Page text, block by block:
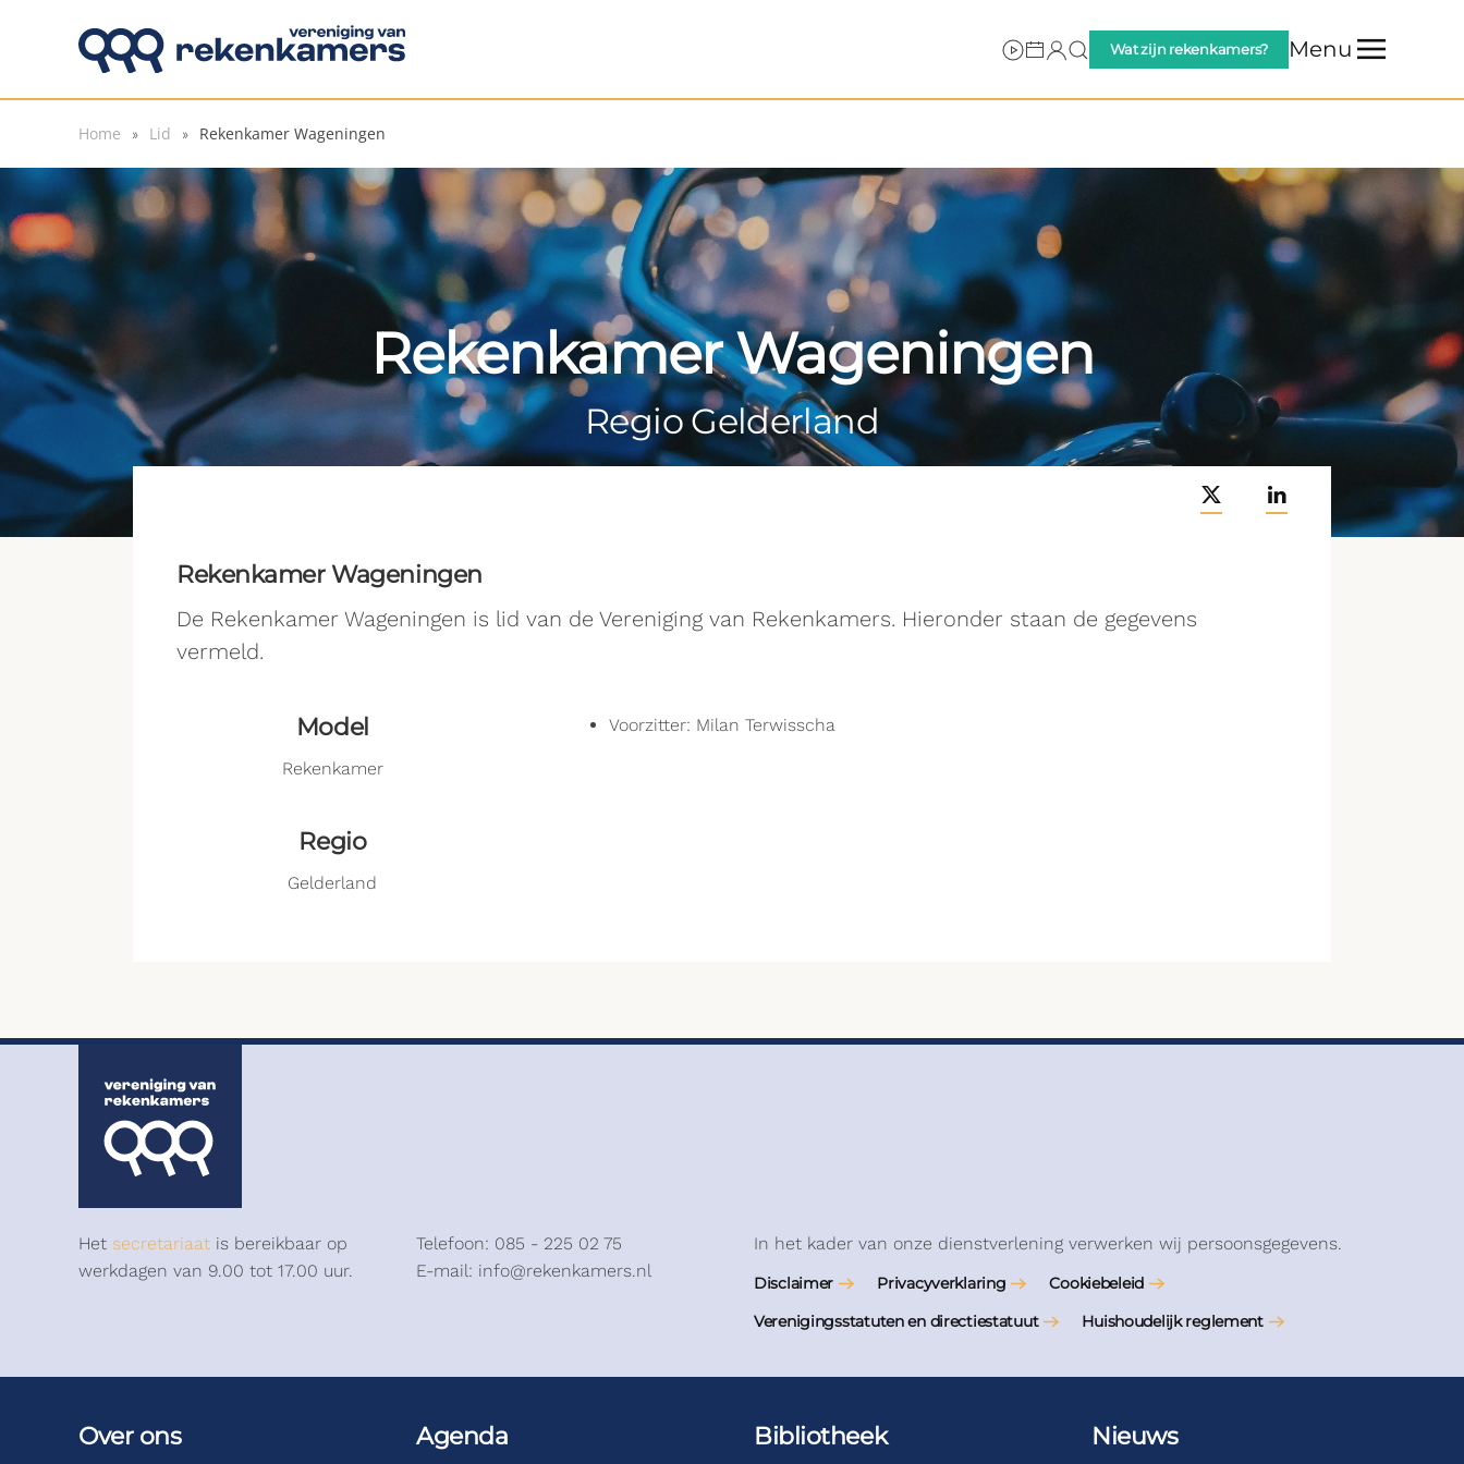
Overslaan en naar de inhoud gaan
Wat zijn rekenkamers? Menu
Home Lid Rekenkamer Wageningen
Rekenkamer Wageningen
Regio Gelderland
Rekenkamer Wageningen
De Rekenkamer Wageningen is lid van de Vereniging van Rekenkamers. Hieronder staan de gegevens
vermeld.
Model
Rekenkamer
Regio
Gelderland
Voorzitter: Milan Terwisscha
Het secretariaat is bereikbaar op
werkdagen van 9.00 tot 17.00 uur.
Telefoon: 085 - 225 02 75
E-mail: info@rekenkamers.nl
In het kader van onze dienstverlening verwerken wij persoonsgegevens.
Disclaimer Privacyverklaring
Cookiebeleid
Verenigingsstatuten en directiestatuut
Huishoudelijk reglement
Over ons Agenda Bibliotheek Nieuws